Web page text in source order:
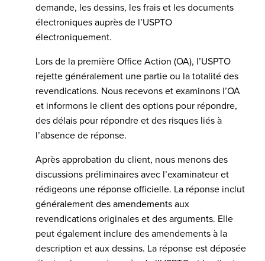
demande, les dessins, les frais et les documents
électroniques auprès de l’USPTO
électroniquement.
Lors de la première Office Action (OA), l’USPTO
rejette généralement une partie ou la totalité des
revendications. Nous recevons et examinons l’OA
et informons le client des options pour répondre,
des délais pour répondre et des risques liés à
l’absence de réponse.
Après approbation du client, nous menons des
discussions préliminaires avec l’examinateur et
rédigeons une réponse officielle. La réponse inclut
généralement des amendements aux
revendications originales et des arguments. Elle
peut également inclure des amendements à la
description et aux dessins. La réponse est déposée